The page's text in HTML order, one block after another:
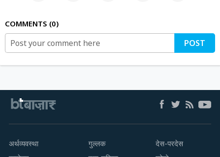
COMMENTS 0
POST
अर्थव्यवस्था
गुल्लक
देस-परदेस